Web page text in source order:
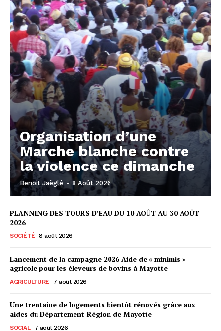
Organisation d’une
Marche blanche contre
la violence ce dimanche
Benoit Jaëglé - 8 Août 2026
PLANNING DES TOURS D’EAU DU 10 AOÛT AU 30 AOÛT
2026
SOCIÉTÉ 8 août 2026
Lancement de la campagne 2026 Aide de « minimis »
agricole pour les éleveurs de bovins à Mayotte
AGRICULTURE 7 août 2026
Une trentaine de logements bientôt rénovés grâce aux
aides du Département-Région de Mayotte
SOCIAL 7 août 2026